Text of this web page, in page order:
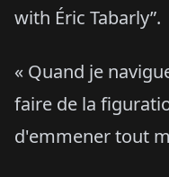
with Éric Tabarly”.
« Quand je
faire de la
d'emmener tout